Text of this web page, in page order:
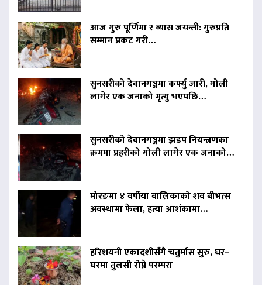
आज गुरु पूर्णिमा र व्यास जयन्ती: गुरुप्रति
सम्मान प्रकट गरी…
सुनसरीको देवानगञ्जमा कर्फ्यु जारी, गोली
लागेर एक जनाको मृत्यु भएपछि…
सुनसरीको देवानगञ्जमा झडप नियन्त्रणका
क्रममा प्रहरीको गोली लागेर एक जनाको…
मोरङमा ४ वर्षीया बालिकाको शव बीभत्स
अवस्थामा फेला, हत्या आशंकामा…
हरिशयनी एकादशीसँगै चतुर्मास सुरु, घर–
घरमा तुलसी रोप्ने परम्परा